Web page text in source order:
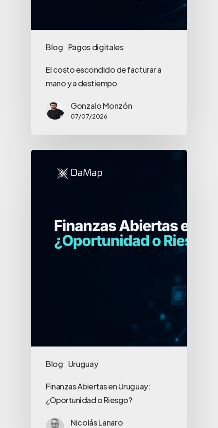
Blog Pagos digitales
El costo escondido de facturar a
mano y a destiempo
Gonzalo Monzón
07/07/2026
Blog Uruguay
Finanzas Abiertas en Uruguay:
¿Oportunidad o Riesgo?
Nicolás Lanaro